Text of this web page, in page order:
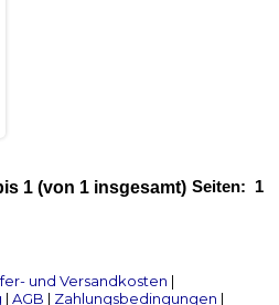
Seiten: 1
1 (von 1 insgesamt)
und Versandkosten |
| AGB | Zahlungsbedingungen |